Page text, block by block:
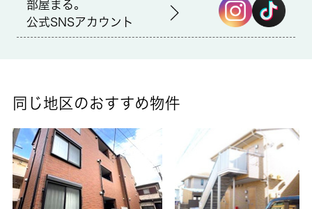
備考
知識をあまりお持ちでない方にも親切にサポート致しますので、
部屋まる。
公式SNSアカウント
同じ地区のおすすめ物件